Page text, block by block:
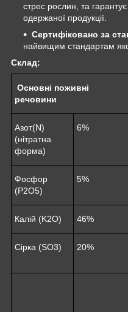
стрес рослин, та гарантує
одержаної продукції.
Сертифіковано за
найвищим стандартам
Склад:
Основні поживні
речовини
Азот(N)
(нітратна
форма)
6%
Фосфор
(P2O5)
5%
Калій (K2O) 46%
Сірка (SO3) 20%